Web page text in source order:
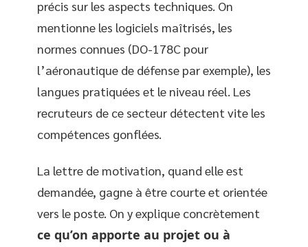
précis sur les aspects techniques. On
mentionne les logiciels maîtrisés, les
normes connues (DO-178C pour
l’aéronautique de défense par exemple), les
langues pratiquées et le niveau réel. Les
recruteurs de ce secteur détectent vite les
compétences gonflées.
La lettre de motivation, quand elle est
demandée, gagne à être courte et orientée
vers le poste. On y explique concrètement
ce qu’on apporte au projet ou à